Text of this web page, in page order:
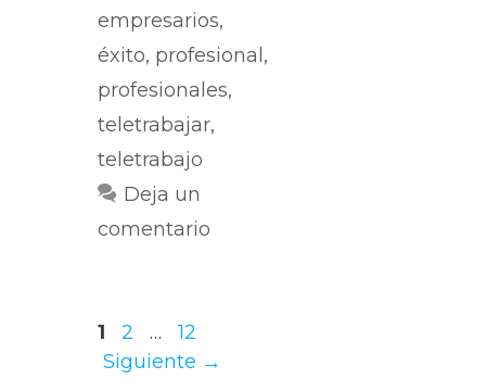
empresarios,
éxito, profesional ,
profesionales,
teletrabajar,
teletrabajo
Deja un
comentario
1 2 …
12
Siguiente →